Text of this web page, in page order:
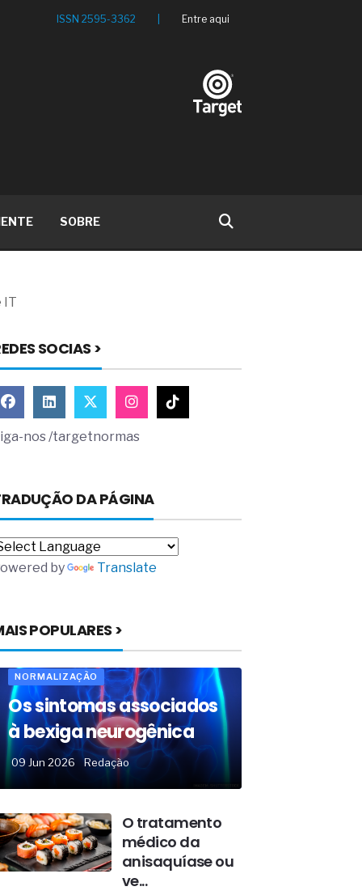
ISSN 2595-3362 Entre aqui
SOBRE
IT
SOCIAS >
nos /targetnormas
DA PÁGINA
by Translate
POPULARES >
NORMALIZAÇÃO
Os sintomas associados
à bexiga neurogênica
09 Jun 2026 Redação
O tratamento
médico da
anisaquíase ou
ve...